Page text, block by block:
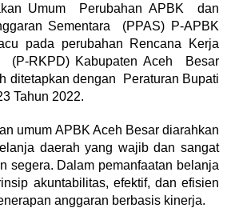
Umum Perubahan APBK dan
Sementara (PPAS) P-APBK
pada perubahan Rencana Kerja
(P-RKPD) Kabupaten Aceh Besar
ditetapkan dengan Peraturan Bupati
Tahun 2022.
umum APBK Aceh Besar diarahkan
daerah yang wajib dan sangat
segera. Dalam pemanfaatan belanja
akuntabilitas, efektif, dan efisien
anggaran berbasis kinerja.